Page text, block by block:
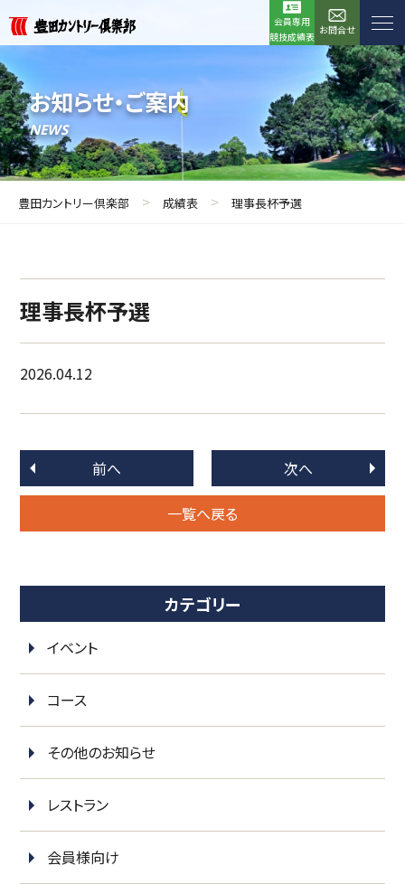
会員専用
競技成績表
お問合せ
お知らせ・ご案内
NEWS
豊田カントリー倶楽部 > 成績表 > 理事長杯予選
理事長杯予選
2026.04.12
前へ
一覧へ戻る
次へ
カテゴリー
イベント
コース
その他のお知らせ
レストラン
会員様向け